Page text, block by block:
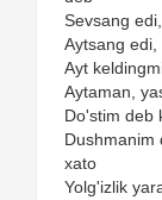
Sevsang
Aytsang
Ayt
Aytaman,
Do'stim deb
Dushmanim
xato
Yolg'izlik